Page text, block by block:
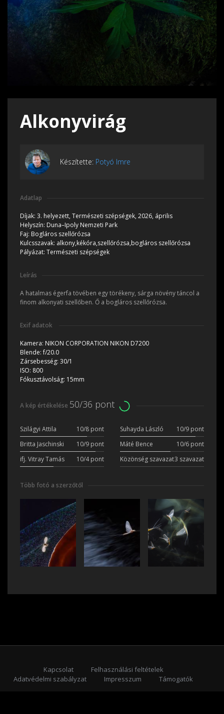
Alkonyvirág
Készítette: Potyó Imre
Adatlap
Díjak: 3. helyezett, Természeti szépségek, 2026, április
Helyszín: Duna–Ipoly Nemzeti Park
Faj: Bogláros szellőrózsa
Kulcsszavak: alkony,kékóra,szellőrózsa,bogláros szellőrózsa
Pályázat: Természeti szépségek
Leírás
A hatalmas égerfa tövében egy törékeny, sárga növény táncol a
finom alkonyati szellőben. Ő a bogláros szellőrózsa.
Exif adatok
Kamera: NIKON CORPORATION NIKON D7200
Blende:f/20.0
Zársebesség: 30/1
ISO: 800
Fókusztávolság: 15mm
A kép értékelése 50/36 pont
Szilágyi Attila 10/8 pont Suhayda László
10/9 pont
Britta Jaschinski
10/9 pont Máté Bence
10/6 pont
ifj. Vitray Tamás
10/4 pont Közönség szavazat3 szavazat
Több fotó a szerzőtől
Kapcsolat
Felhasználási feltételek
Adatvédelmi szabályzat
Impresszum
Támogatók